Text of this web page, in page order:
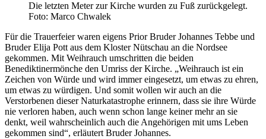
Die letzten Meter zur Kirche wurden zu Fuß zurückgelegt.
Foto: Marco Chwalek
Für die Trauerfeier waren eigens Prior Bruder Johannes Tebbe und
Bruder Elija Pott aus dem Kloster Nütschau an die Nordsee
gekommen. Mit Weihrauch umschritten die beiden
Benediktinermönche den Umriss der Kirche. „Weihrauch ist ein
Zeichen von Würde und wird immer eingesetzt, um etwas zu ehren,
um etwas zu würdigen. Und somit wollen wir auch an die
Verstorbenen dieser Naturkatastrophe erinnern, dass sie ihre Würde
nie verloren haben, auch wenn schon lange keiner mehr an sie
denkt, weil wahrscheinlich auch die Angehörigen mit ums Leben
gekommen sind“, erläutert Bruder Johannes.